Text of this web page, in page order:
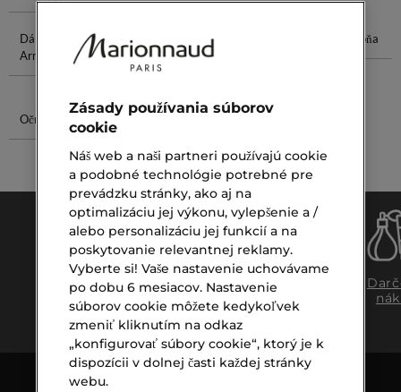
Dámska
Armani
Lancôme
Pleťové
Krémy
Nočný Krém
Na Tvár
Dámska Vôňa
Očné Paletky
Podklad Od
Yves Saint
Laurent
Doprava
zadarmo
nad €39,-
Expresný
osobný
odber
Zásady používania súborov
cookie
Náš web a naši partneri používajú cookie
a podobné technológie potrebné pre
prevádzku stránky, ako aj na
optimalizáciu jej výkonu, vylepšenie a /
alebo personalizáciu jej funkcií a na
poskytovanie relevantnej reklamy.
Vyberte si! Vaše nastavenie uchovávame
po dobu 6 mesiacov. Nastavenie
súborov cookie môžete kedykoľvek
zmeniť kliknutím na odkaz
„konfigurovať súbory cookie“, ktorý je k
dispozícii v dolnej časti každej stránky
webu.